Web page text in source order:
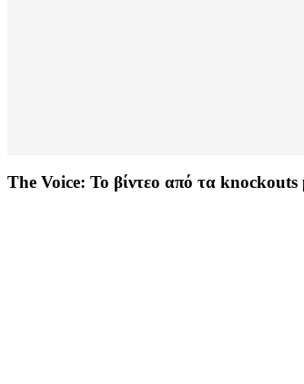
The Voice: Το βίντεο από τα